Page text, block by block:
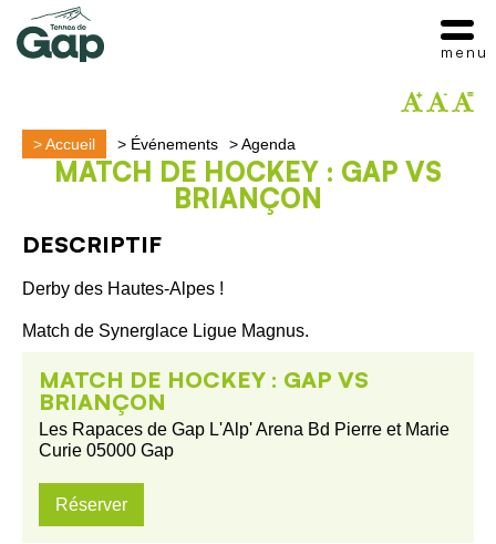
>Accueil > Événements >Agenda
MATCH DE HOCKEY : GAP VS
BRIANÇON
DESCRIPTIF
Derby des Hautes-Alpes !
Match de Synerglace Ligue Magnus.
MATCH DE HOCKEY : GAP VS
BRIANÇON
Les Rapaces de Gap L'Alp' Arena Bd Pierre et Marie
Curie 05000 Gap
Réserver
menu